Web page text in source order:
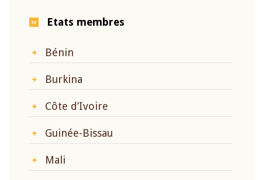
Etats membres
Bénin
Burkina
Côte d’Ivoire
Guinée-Bissau
Mali